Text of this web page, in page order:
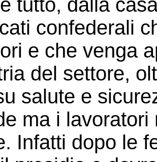
tutto, dalla
confederali
e che venga
del settore,
salute e
ma i
Infatti dopo le